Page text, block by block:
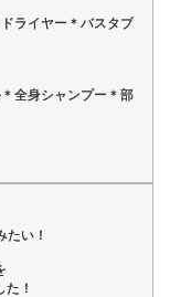
ライヤー＊バスタブ
全身シャンプー＊部
い！
！